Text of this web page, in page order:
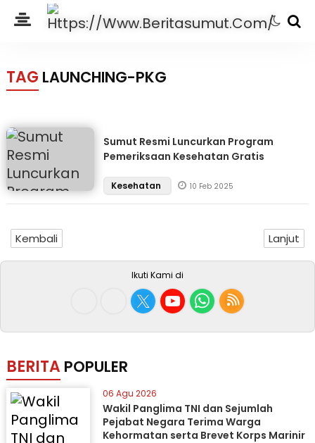
TAG LAUNCHING-PKG
Sumut Resmi Luncurkan Program
Pemeriksaan Kesehatan Gratis
Kesehatan 10 Feb 2025
Kembali Lanjut
Ikuti Kami di
BERITA POPULER
06 Agu 2026
Wakil Panglima TNI dan Sejumlah
Pejabat Negara Terima Warga
Kehormatan serta Brevet Korps Marinir